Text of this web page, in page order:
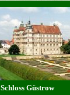
Schloss Güstrow